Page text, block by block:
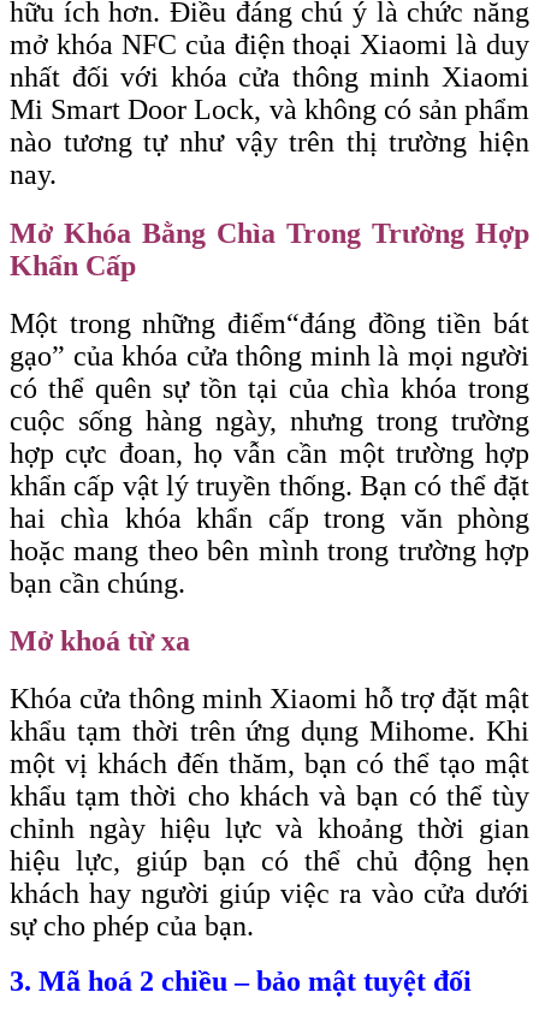
hữu ích hơn. Điều đáng chú ý là chức năng
mở khóa NFC của điện thoại Xiaomi là duy
nhất đối với khóa cửa thông minh Xiaomi
Mi Smart Door Lock, và không có sản phẩm
nào tương tự như vậy trên thị trường hiện
nay.
Mở Khóa Bằng Chìa Trong Trường Hợp
Khẩn Cấp
Một trong những điểm“đáng đồng tiền bát
gạo” của khóa cửa thông minh là mọi người
có thể quên sự tồn tại của chìa khóa trong
cuộc sống hàng ngày, nhưng trong trường
hợp cực đoan, họ vẫn cần một trường hợp
khẩn cấp vật lý truyền thống. Bạn có thể đặt
hai chìa khóa khẩn cấp trong văn phòng
hoặc mang theo bên mình trong trường hợp
bạn cần chúng.
Mở khoá từ xa
Khóa cửa thông minh Xiaomi hỗ trợ đặt mật
khẩu tạm thời trên ứng dụng Mihome. Khi
một vị khách đến thăm, bạn có thể tạo mật
khẩu tạm thời cho khách và bạn có thể tùy
chỉnh ngày hiệu lực và khoảng thời gian
hiệu lực, giúp bạn có thể chủ động hẹn
khách hay người giúp việc ra vào cửa dưới
sự cho phép của bạn.
3. Mã hoá 2 chiều – bảo mật tuyệt đối